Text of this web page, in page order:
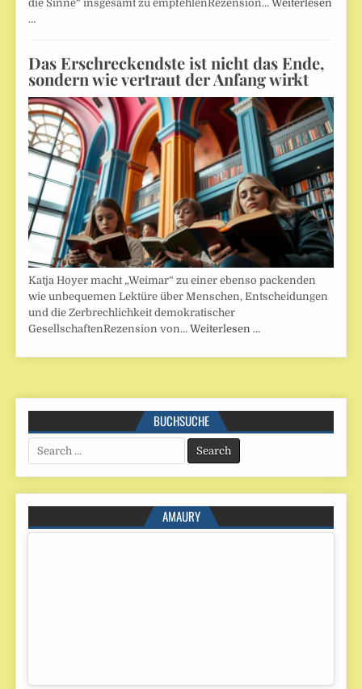
die Sinne“ insgesamt zu empfehlenRezension…Weiterlesen
…
Das Erschreckendste ist nicht das Ende,
sondern wie vertraut der Anfang wirkt
Katja Hoyer macht „Weimar“ zu einer ebenso packenden
wie unbequemen Lektüre über Menschen, Entscheidungen
und die Zerbrechlichkeit demokratischer
GesellschaftenRezension von…Weiterlesen …
BUCHSUCHE
Search
for:
AMAURY